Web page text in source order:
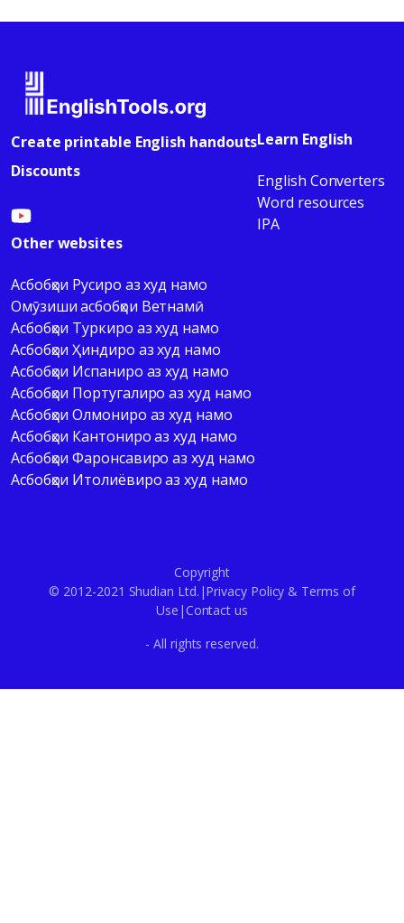
Create printable English handouts
Discounts
Learn English
English Converters
Word resources
IPA
Other websites
Асбобҳои Русиро аз худ намо
Омӯзиши асбобҳои Ветнамӣ
Асбобҳои Туркиро аз худ намо
Асбобҳои Ҳиндиро аз худ намо
Асбобҳои Испаниро аз худ намо
Асбобҳои Португалиро аз худ намо
Асбобҳои Олмониро аз худ намо
Асбобҳои Кантониро аз худ намо
Асбобҳои Фаронсавиро аз худ намо
Асбобҳои Итолиёвиро аз худ намо
Copyright
© 2012-2021 Shudian Ltd.|Privacy Policy & Terms of
Use | Contact us
- All rights reserved.